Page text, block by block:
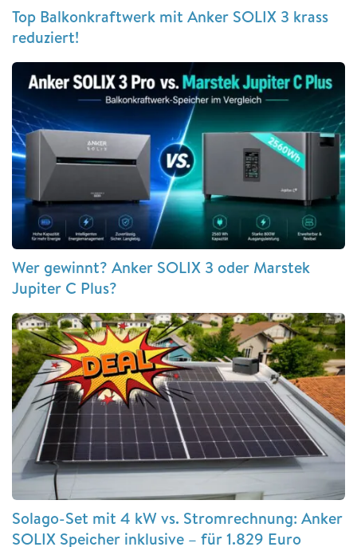
Top Balkonkraftwerk mit Anker SOLIX 3 krass
reduziert!
Wer gewinnt? Anker SOLIX 3 oder Marstek
Jupiter C Plus?
Solago-Set mit 4 kW vs. Stromrechnung: Anker
SOLIX Speicher inklusive – für 1.829 Euro